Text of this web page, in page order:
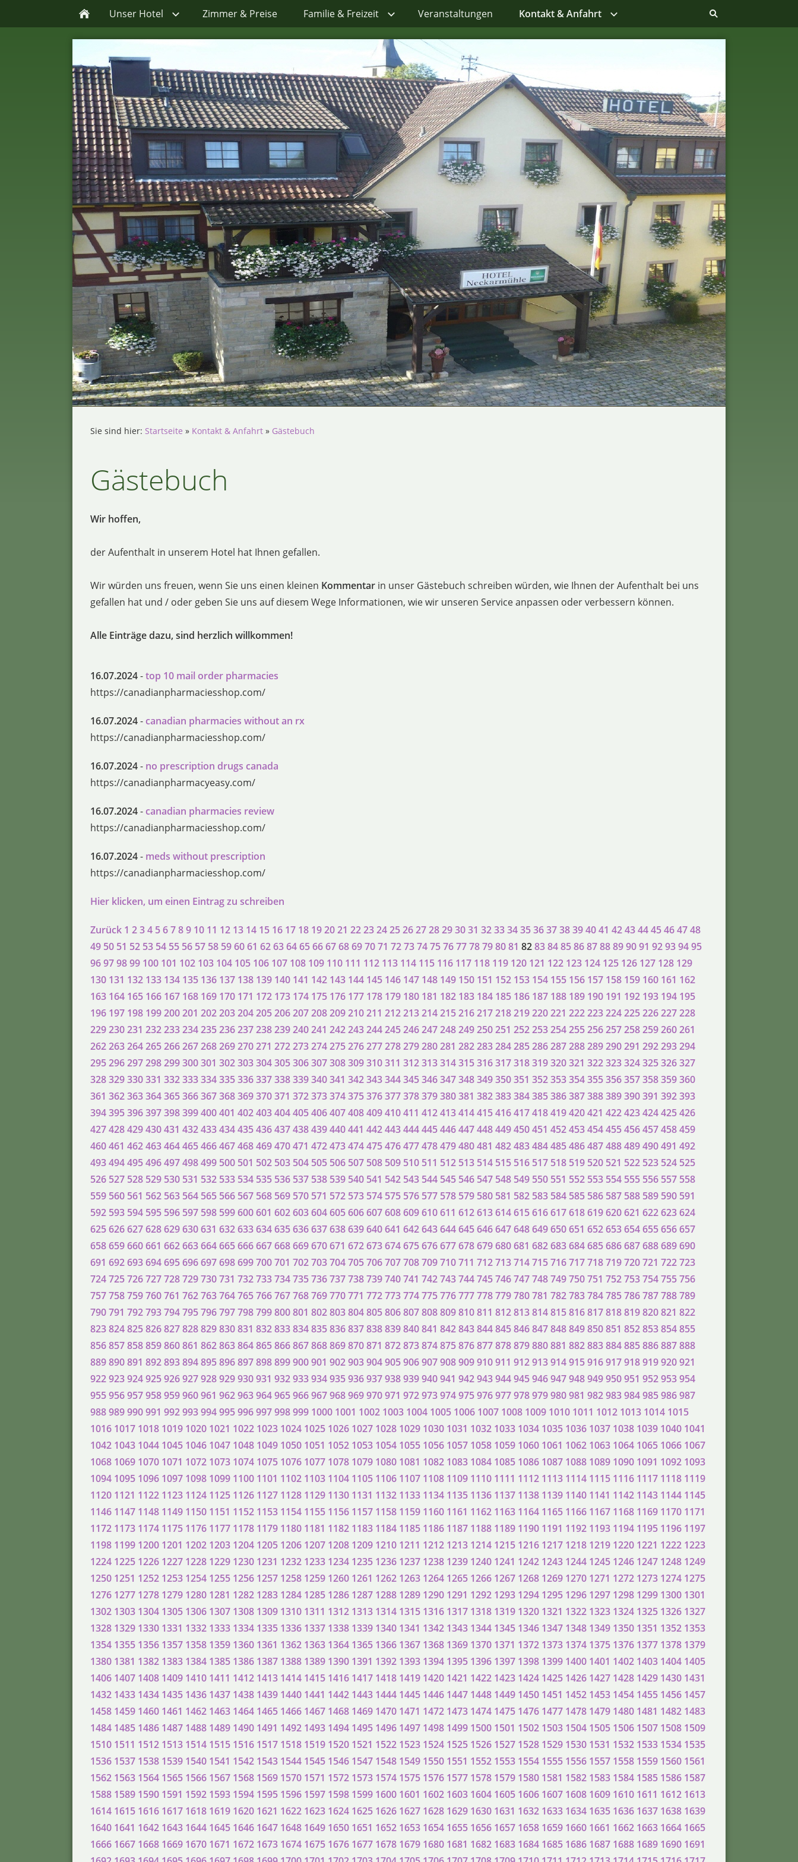
Unser Hotel Zimmer & Preise Familie & Freizeit Veranstaltungen Kontakt & Anfahrt
Sie sind hier: Startseite » Kontakt & Anfahrt » Gästebuch
Gästebuch
Wir hoffen,
der Aufenthalt in unserem Hotel hat Ihnen gefallen.
Wir würden uns freuen, wenn Sie uns einen kleinen Kommentar in unser Gästebuch schreiben würden, wie Ihnen der Aufenthalt bei uns
gefallen hat und / oder geben Sie uns auf diesem Wege Informationen, wie wir unseren Service anpassen oder verbessern können.
Alle Einträge dazu, sind herzlich willkommen!
16.07.2024-top 10 mail order pharmacies
https://canadianpharmaciesshop.com/
16.07.2024-canadian pharmacies without an rx
https://canadianpharmaciesshop.com/
16.07.2024- no prescription drugs canada
https://canadianpharmacyeasy.com/
16.07.2024-canadian pharmacies review
https://canadianpharmaciesshop.com/
16.07.2024- meds without prescription
https://canadianpharmaciesshop.com/
Hier klicken, um einen Eintrag zu schreiben
Zurück 1 234 56789 10 11 12 13 14 15 16 17 18 192021 22232425262728293031 32333435363738394041 42434445464748
49 50 51 52 53 54 55 56 57 58 596061 62636465666768697071 72737475767778798081 82838485868788899091 92939495
96979899 100 101 102 103 104 105 106 107 108 109 110 111 112 113 114 115 116 117 118 119 120 121 122 123 124 125 126 127 128 129
130 131 132 133 134 135 136 137 138 139 140 141 142 143 144 145 146 147 148 149 150 151 152 153 154 155 156 157 158 159 160 161 162
163 164 165 166 167 168 169 170 171 172 173 174 175 176 177 178 179 180 181 182 183 184 185 186 187 188 189 190 191 192 193 194 195
196 197 198 199200201 202203204205206207208209210211 212213214215216217218219220221 222223224225226227228
229230231 232233234235236237238239240241 242243244245246247248249250251 252253254255256257258259260261
262263264265266267268269270271 272273274275276277278279280281 282283284285286287288289290291 292293294
295296297298299300301 302303304305306307308309310311 312313314315316317318319320321 322323324325326327
328329330331 332333334335336337338339340341 342343344345346347348349350351 352353354355356357358359360
361 362363364365366367368369370371 372373374375376377378379380381 382383384385386387388389390391 392393
394395396397398399400401 402403404405406407408409410411 412413414415416417418419420421 422423424425426
427428429430431 432433434435436437438439440441 442443444445446447448449450451 452453454455456457458459
460461 462463464465466467468469470471 472473474475476477478479480481 482483484485486487488489490491 492
493494495496497498499 500 501 502 503 504 505 506 507 508 509 510 511 512 513 514 515 516 517 518 519 520 521 522 523 524 525
526 527 528 529 530 531 532 533 534 535 536 537 538 539 540 541 542 543 544 545 546 547 548 549 550 551 552 553 554 555 556 557 558
559 560 561 562 563 564 565 566 567 568 569 570 571 572 573 574 575 576 577 578 579 580 581 582 583 584 585 586 587 588 589 590 591
592 593 594 595 596 597 598 599600601 602603604605606607608609610611 612613614615616617618619620621 622623624
625626627628629630631 632633634635636637638639640641 642643644645646647648649650651 652653654655656657
658659660661 662663664665666667668669670671 672673674675676677678679680681 682683684685686687688689690
691 692693694695696697698699700701 702703704705706707708709710711 712713714715716717718719720721 722723
724725726727728729730731 732733734735736737738739740741 742743744745746747748749750751 752753754755756
757758759760761 762763764765766767768769770771 772773774775776777778779780781 782783784785786787788789
790791 792793794795796797798799800801 802803804805806807808809810811 812813814815816817818819820821 822
823824825826827828829830831 832833834835836837838839840841 842843844845846847848849850851 852853854855
856857858859860861 862863864865866867868869870871 872873874875876877878879880881 882883884885886887888
889890891 892893894895896897898899900901 902903904905906907908909910911 912913914915916917918919920921
922923924925926927928929930931 932933934935936937938939940941 942943944945946947948949950951 952953954
955956957958959960961 962963964965966967968969970971 972973974975976977978979980981 982983984985986987
988989990991 992993994995996997998999 1000 1001 1002 1003 1004 1005 1006 1007 1008 1009 1010 1011 1012 1013 1014 1015
1016 1017 1018 1019 1020 1021 1022 1023 1024 1025 1026 1027 1028 1029 1030 1031 1032 1033 1034 1035 1036 1037 1038 1039 1040 1041
1042 1043 1044 1045 1046 1047 1048 1049 1050 1051 1052 1053 1054 1055 1056 1057 1058 1059 1060 1061 1062 1063 1064 1065 1066 1067
1068 1069 1070 1071 1072 1073 1074 1075 1076 1077 1078 1079 1080 1081 1082 1083 1084 1085 1086 1087 1088 1089 1090 1091 1092 1093
1094 1095 1096 1097 1098 1099 1100 1101 1102 1103 1104 1105 1106 1107 1108 1109 1110 1111 1112 1113 1114 1115 1116 1117 1118 1119
1120 1121 1122 1123 1124 1125 1126 1127 1128 1129 1130 1131 1132 1133 1134 1135 1136 1137 1138 1139 1140 1141 1142 1143 1144 1145
1146 1147 1148 1149 1150 1151 1152 1153 1154 1155 1156 1157 1158 1159 1160 1161 1162 1163 1164 1165 1166 1167 1168 1169 1170 1171
1172 1173 1174 1175 1176 1177 1178 1179 1180 1181 1182 1183 1184 1185 1186 1187 1188 1189 1190 1191 1192 1193 1194 1195 1196 1197
1198 1199 1200 1201 1202 1203 1204 1205 1206 1207 1208 1209 1210 1211 1212 1213 1214 1215 1216 1217 1218 1219 1220 1221 1222 1223
1224 1225 1226 1227 1228 1229 1230 1231 1232 1233 1234 1235 1236 1237 1238 1239 1240 1241 1242 1243 1244 1245 1246 1247 1248 1249
1250 1251 1252 1253 1254 1255 1256 1257 1258 1259 1260 1261 1262 1263 1264 1265 1266 1267 1268 1269 1270 1271 1272 1273 1274 1275
1276 1277 1278 1279 1280 1281 1282 1283 1284 1285 1286 1287 1288 1289 1290 1291 1292 1293 1294 1295 1296 1297 1298 1299 1300 1301
1302 1303 1304 1305 1306 1307 1308 1309 1310 1311 1312 1313 1314 1315 1316 1317 1318 1319 1320 1321 1322 1323 1324 1325 1326 1327
1328 1329 1330 1331 1332 1333 1334 1335 1336 1337 1338 1339 1340 1341 1342 1343 1344 1345 1346 1347 1348 1349 1350 1351 1352 1353
1354 1355 1356 1357 1358 1359 1360 1361 1362 1363 1364 1365 1366 1367 1368 1369 1370 1371 1372 1373 1374 1375 1376 1377 1378 1379
1380 1381 1382 1383 1384 1385 1386 1387 1388 1389 1390 1391 1392 1393 1394 1395 1396 1397 1398 1399 1400 1401 1402 1403 1404 1405
1406 1407 1408 1409 1410 1411 1412 1413 1414 1415 1416 1417 1418 1419 1420 1421 1422 1423 1424 1425 1426 1427 1428 1429 1430 1431
1432 1433 1434 1435 1436 1437 1438 1439 1440 1441 1442 1443 1444 1445 1446 1447 1448 1449 1450 1451 1452 1453 1454 1455 1456 1457
1458 1459 1460 1461 1462 1463 1464 1465 1466 1467 1468 1469 1470 1471 1472 1473 1474 1475 1476 1477 1478 1479 1480 1481 1482 1483
1484 1485 1486 1487 1488 1489 1490 1491 1492 1493 1494 1495 1496 1497 1498 1499 1500 1501 1502 1503 1504 1505 1506 1507 1508 1509
1510 1511 1512 1513 1514 1515 1516 1517 1518 1519 1520 1521 1522 1523 1524 1525 1526 1527 1528 1529 1530 1531 1532 1533 1534 1535
1536 1537 1538 1539 1540 1541 1542 1543 1544 1545 1546 1547 1548 1549 1550 1551 1552 1553 1554 1555 1556 1557 1558 1559 1560 1561
1562 1563 1564 1565 1566 1567 1568 1569 1570 1571 1572 1573 1574 1575 1576 1577 1578 1579 1580 1581 1582 1583 1584 1585 1586 1587
1588 1589 1590 1591 1592 1593 1594 1595 1596 1597 1598 1599 1600 1601 1602 1603 1604 1605 1606 1607 1608 1609 1610 1611 1612 1613
1614 1615 1616 1617 1618 1619 1620 1621 1622 1623 1624 1625 1626 1627 1628 1629 1630 1631 1632 1633 1634 1635 1636 1637 1638 1639
1640 1641 1642 1643 1644 1645 1646 1647 1648 1649 1650 1651 1652 1653 1654 1655 1656 1657 1658 1659 1660 1661 1662 1663 1664 1665
1666 1667 1668 1669 1670 1671 1672 1673 1674 1675 1676 1677 1678 1679 1680 1681 1682 1683 1684 1685 1686 1687 1688 1689 1690 1691